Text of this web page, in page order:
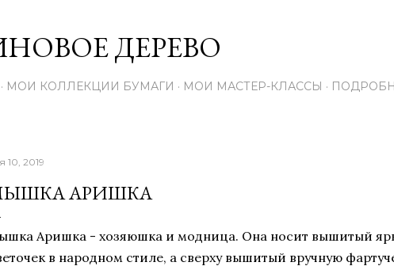
ДЕРЕВО
МОИ КОЛЛЕКЦИИ БУМАГИ МОИ МАСТЕР-КЛАССЫ
10, 2019
АРИШКА
Аришка - хозяюшка и модница. Она носит вышитый
в народном стиле, а сверху вышитый вручную